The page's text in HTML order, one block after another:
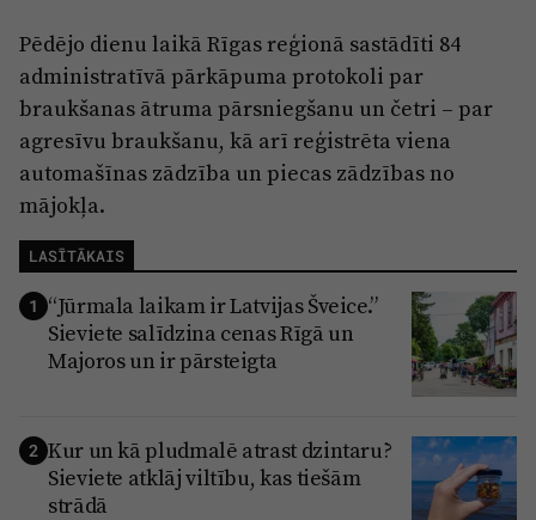
Lietošanas noteikumi
Pārredzamības paziņojumi
Sludinājumi
Pēdējo dienu laikā Rīgas reģionā sastādīti 84
administratīvā pārkāpuma protokoli par
braukšanas ātruma pārsniegšanu un četri – par
agresīvu braukšanu, kā arī reģistrēta viena
automašīnas zādzība un piecas zādzības no
mājokļa.
LASĪTĀKAIS
1 “Jūrmala laikam ir Latvijas Šveice.”
Sieviete salīdzina cenas Rīgā un
Majoros un ir pārsteigta
2 Kur un kā pludmalē atrast dzintaru?
Sieviete atklāj viltību, kas tiešām
strādā